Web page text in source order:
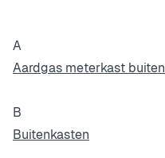
A
Aardgas meterkast buiten
B
Buitenkasten